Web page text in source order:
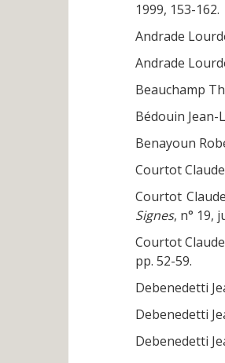
1999, 153-162.
Andrade
Andrade
Beauchamp
Bédouin
Benayoun
Courtot
Courtot
Signes, n° 19,
Courtot
pp. 52-59.
Debenedetti
Debenedetti
Debenedetti